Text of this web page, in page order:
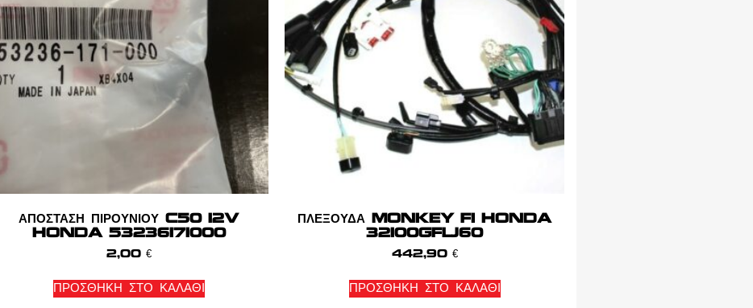
ΑΠΟΣΤΑΣΗ ΠΙΡΟΥΝΙΟΥ C50 12V
HONDA 53236171000
2,00 €
ΠΡΟΣΘΉΚΗ ΣΤΟ ΚΑΛΆΘΙ
ΠΛΕΞΟΥΔΑ MONKEY FI HONDA
32100GFLJ60
442,90 €
ΠΡΟΣΘΉΚΗ ΣΤΟ ΚΑΛΆΘΙ